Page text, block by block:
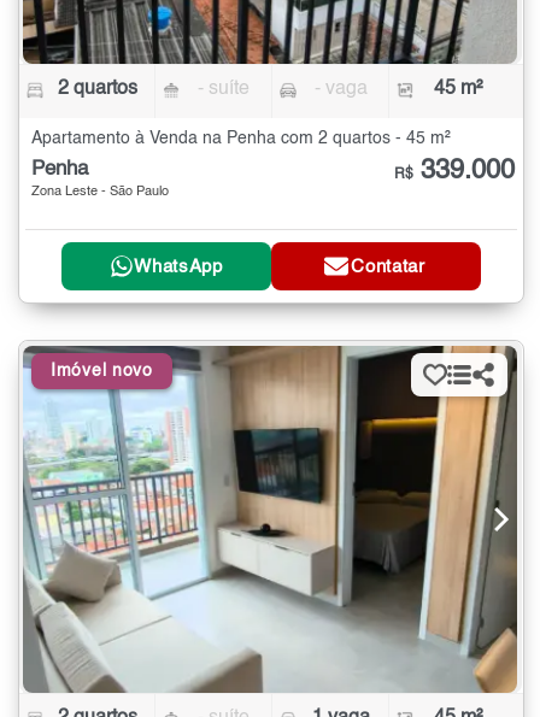
2 quartos - suíte - vaga 45 m²
Apartamento à Venda na Penha com 2 quartos - 45 m²
Penha
Zona Leste - São Paulo
R$ 339.000
WhatsApp Contatar
Imóvel novo